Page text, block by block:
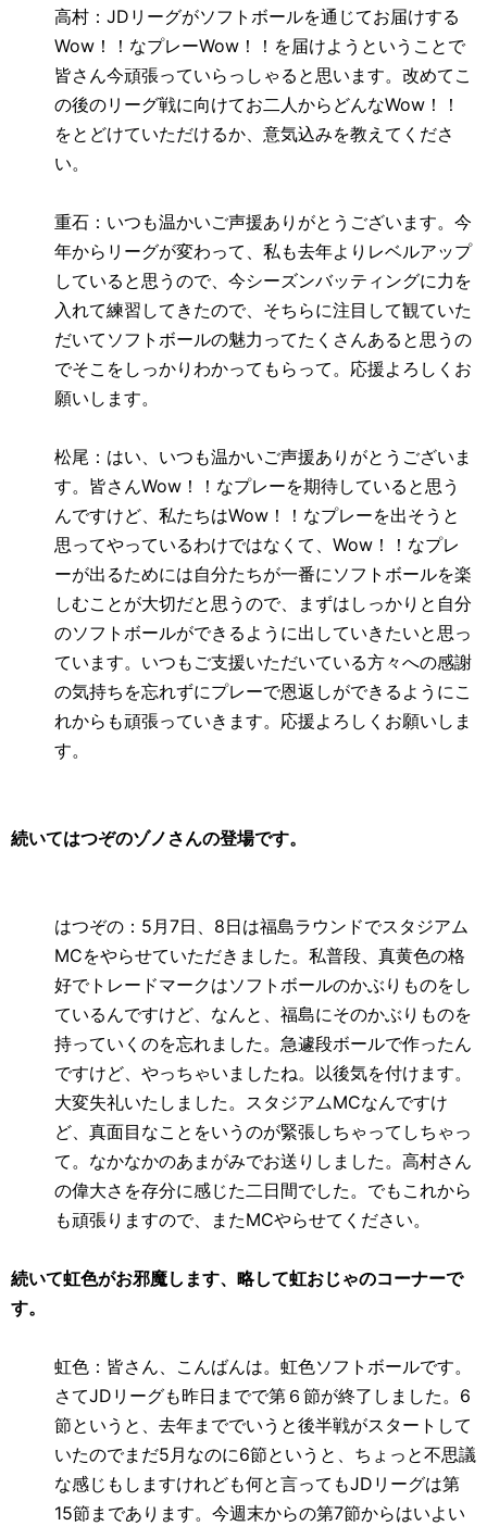
高村： JD リーグがソフトボールを通じてお届けする
Wow ！！なプレーWow ！！を届けようということで
皆さん今頑張っていらっしゃると思います。改めてこ
の後のリーグ戦に向けてお二人からどんなWow ！！
をとどけていただけるか、意気込みを教えてくださ
い。
重石：いつも温かいご声援ありがとうございます。今
年からリーグが変わって、私も去年よりレベルアップ
していると思うので、今シーズンバッティングに力を
入れて練習してきたので、そちらに注目して観ていた
だいてソフトボールの魅力ってたくさんあると思うの
でそこをしっかりわかってもらって。応援よろしくお
願いします。
松尾：はい、いつも温かいご声援ありがとうございま
す。皆さんWow ！！なプレーを期待していると思う
んですけど、私たちはWow ！！なプレーを出そうと
思ってやっているわけではなくて、 Wow ！！なプレ
ーが出るためには自分たちが一番にソフトボールを楽
しむことが大切だと思うので、まずはしっかりと自分
のソフトボールができるように出していきたいと思っ
ています。いつもご支援いただいている方々への感謝
の気持ちを忘れずにプレーで恩返しができるようにこ
れからも頑張っていきます。応援よろしくお願いしま
す。
続いてはつぞのゾノさんの登場です。
はつぞの： 5月7日、 8日は福島ラウンドでスタジアム
MCをやらせていただきました。私普段、真黄色の格
好でトレードマークはソフトボールのかぶりものをし
ているんですけど、なんと、福島にそのかぶりものを
持っていくのを忘れました。急遽段ボールで作ったん
ですけど、やっちゃいましたね。以後気を付けます。
大変失礼いたしました。スタジアムMCなんですけ
ど、真面目なことをいうのが緊張しちゃってしちゃっ
て。なかなかのあまがみでお送りしました。高村さん
の偉大さを存分に感じた二日間でした。でもこれから
も頑張りますので、またMCやらせてください。
続いて虹色がお邪魔します、略して虹おじゃのコーナーで
す。
虹色：皆さん、こんばんは。虹色ソフトボールです。
さてJD リーグも昨日までで第６節が終了しました。 6
節というと、去年まででいうと後半戦がスタートして
いたのでまだ5月なのに6節というと、ちょっと不思議
な感じもしますけれども何と言ってもJD リーグは第
15節まであります。今週末からの第7節からはいよい